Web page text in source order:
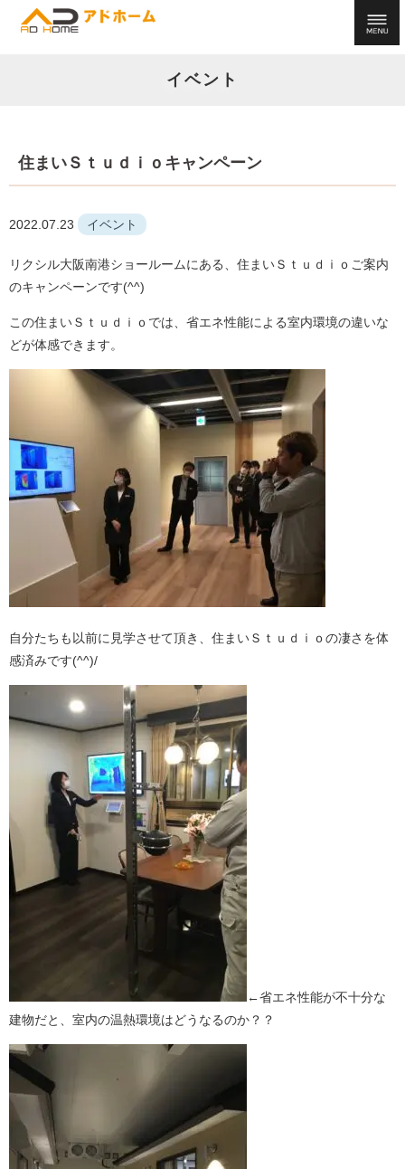
イベント
住まいＳｔｕｄｉｏキャンペーン
2022.07.23 イベント
リクシル大阪南港ショールームにある、住まいＳｔｕｄｉｏご案内
のキャンペーンです(^^)
この住まいＳｔｕｄｉｏでは、省エネ性能による室内環境の違いな
どが体感できます。
自分たちも以前に見学させて頂き、住まいＳｔｕｄｉｏの凄さを体
感済みです(^^)/
←省エネ性能が不十分な
建物だと、室内の温熱環境はどうなるのか？？